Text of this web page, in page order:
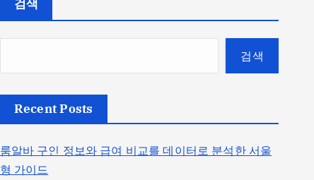
검색
검색
Recent Posts
룸알바 구인 정보와 급여 비교를 데이터로 분석한 서울
형 가이드